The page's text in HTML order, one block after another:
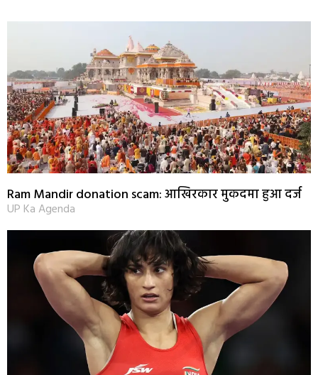
Ram Mandir donation scam: आखिरकार मुकदमा हुआ दर्ज
UP Ka Agenda